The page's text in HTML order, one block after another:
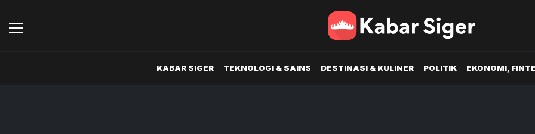
KABAR SIGER TEKNOLOGI & SAINS DESTINASI & KULINER POLITIK EKONOMI,